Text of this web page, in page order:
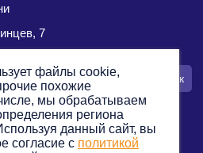
7
заявку Заказать звонок
файлы cookie,
похожие
мы обрабатываем
региона
данный сайт, вы
согласие с политикой